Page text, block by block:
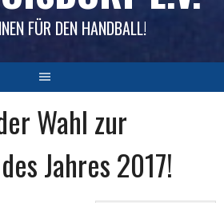
FÜR DEN HANDBALL!
Wahl zur
Jahres 2017!